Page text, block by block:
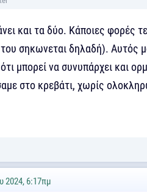
και τα δύο. Κάποιες φορές
σηκωνεται δηλαδή). Αυτός
μπορεί να συνυπάρχει και
στο κρεβάτι, χωρίς
2024, 6:17πμ